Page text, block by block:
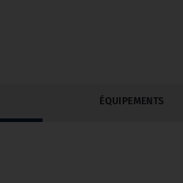
ÉQUIPEMENTS